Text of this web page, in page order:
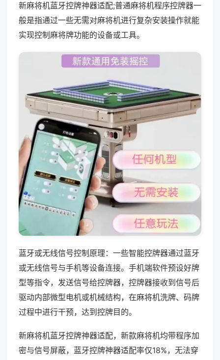
新麻将机蓝牙控牌神器适配;普通麻将机程序控牌器一
般是指通过一些无需对麻将机进行复杂安装操作就能
实现控制麻将牌功能的设备或工具。
蓝牙或无线信号控制原理：一些智能控牌器通过蓝牙
或无线信号与手机等设备连接。手机端软件预设好牌
型等指令，发送信号给控牌器，控牌器接收到信号后
驱动内部微型电机或机械结构，在麻将机洗牌、码牌
过程中进行干预，达到控牌目的。
新麻将机蓝牙控牌神器适配，新款麻将机均带程序加
密与信号屏蔽，蓝牙控牌神器适配率仅18%，无法穿